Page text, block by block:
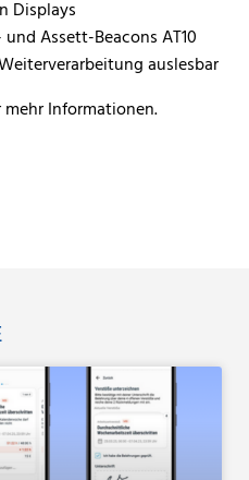
Displays
Assett-Beacons AT10
auslesbar
Informationen.